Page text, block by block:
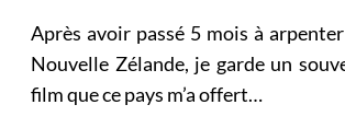
Après avoir passé 5 mois à
Nouvelle Zélande, je garde un
film que ce pays m’a offert…